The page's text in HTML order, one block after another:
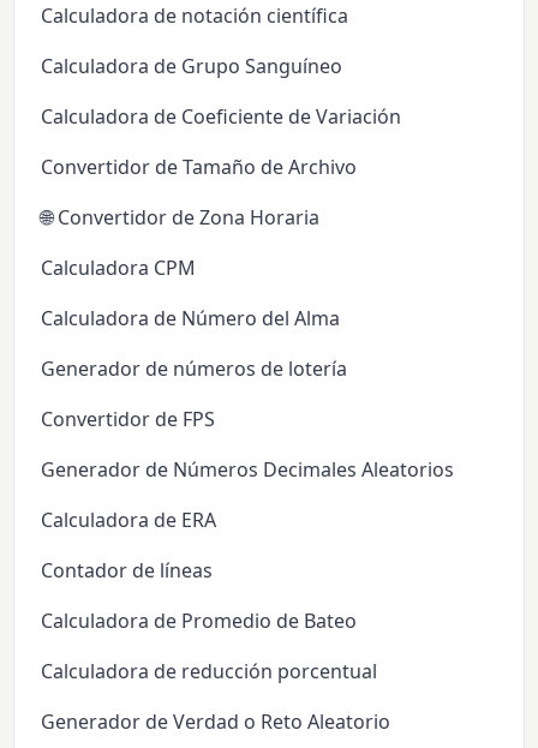
Calculadora de notación científica
Calculadora de Grupo Sanguíneo
Calculadora de Coeficiente de Variación
Convertidor de Tamaño de Archivo
🌐 Convertidor de Zona Horaria
Calculadora CPM
Calculadora de Número del Alma
Generador de números de lotería
Convertidor de FPS
Generador de Números Decimales Aleatorios
Calculadora de ERA
Contador de líneas
Calculadora de Promedio de Bateo
Calculadora de reducción porcentual
Generador de Verdad o Reto Aleatorio